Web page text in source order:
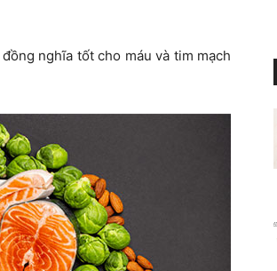
nghĩa tốt cho máu và tim mạch